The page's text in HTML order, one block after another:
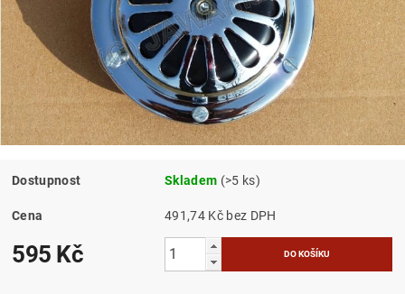
Dostupnost Skladem (>5 ks)
Cena 491,74 Kč bez DPH
595 Kč